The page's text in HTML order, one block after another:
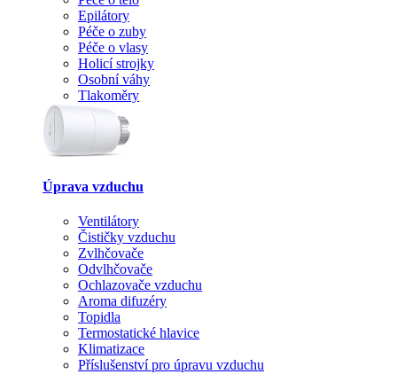
Epilátory
Péče o zuby
Péče o vlasy
Holicí strojky
Osobní váhy
Tlakoměry
Úprava vzduchu
Ventilátory
Čističky vzduchu
Zvlhčovače
Odvlhčovače
Ochlazovače vzduchu
Aroma difuzéry
Topidla
Termostatické hlavice
Klimatizace
Příslušenství pro úpravu vzduchu